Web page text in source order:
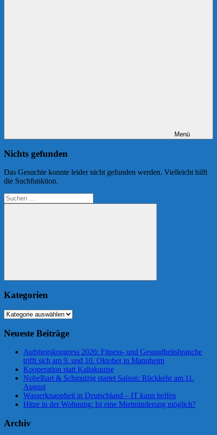
Menü
Nichts gefunden
Das Gesuchte konnte leider nicht gefunden werden. Vielleicht hilft
die Suchfunktion.
Suchen
nach:
Suchen
Kategorien
Kategorien
Neueste Beiträge
Aufstiegskongress 2026: Fitness- und Gesundheitsbranche
trifft sich am 9. und 10. Oktober in Mannheim
Kooperation statt Kaltakquise
Nobelhart & Schmutzig startet Saison: Rückkehr am 11.
August
Wasserknappheit in Deutschland – IT kann helfen
Hitze in der Wohnung: Ist eine Mietminderung möglich?
Archiv